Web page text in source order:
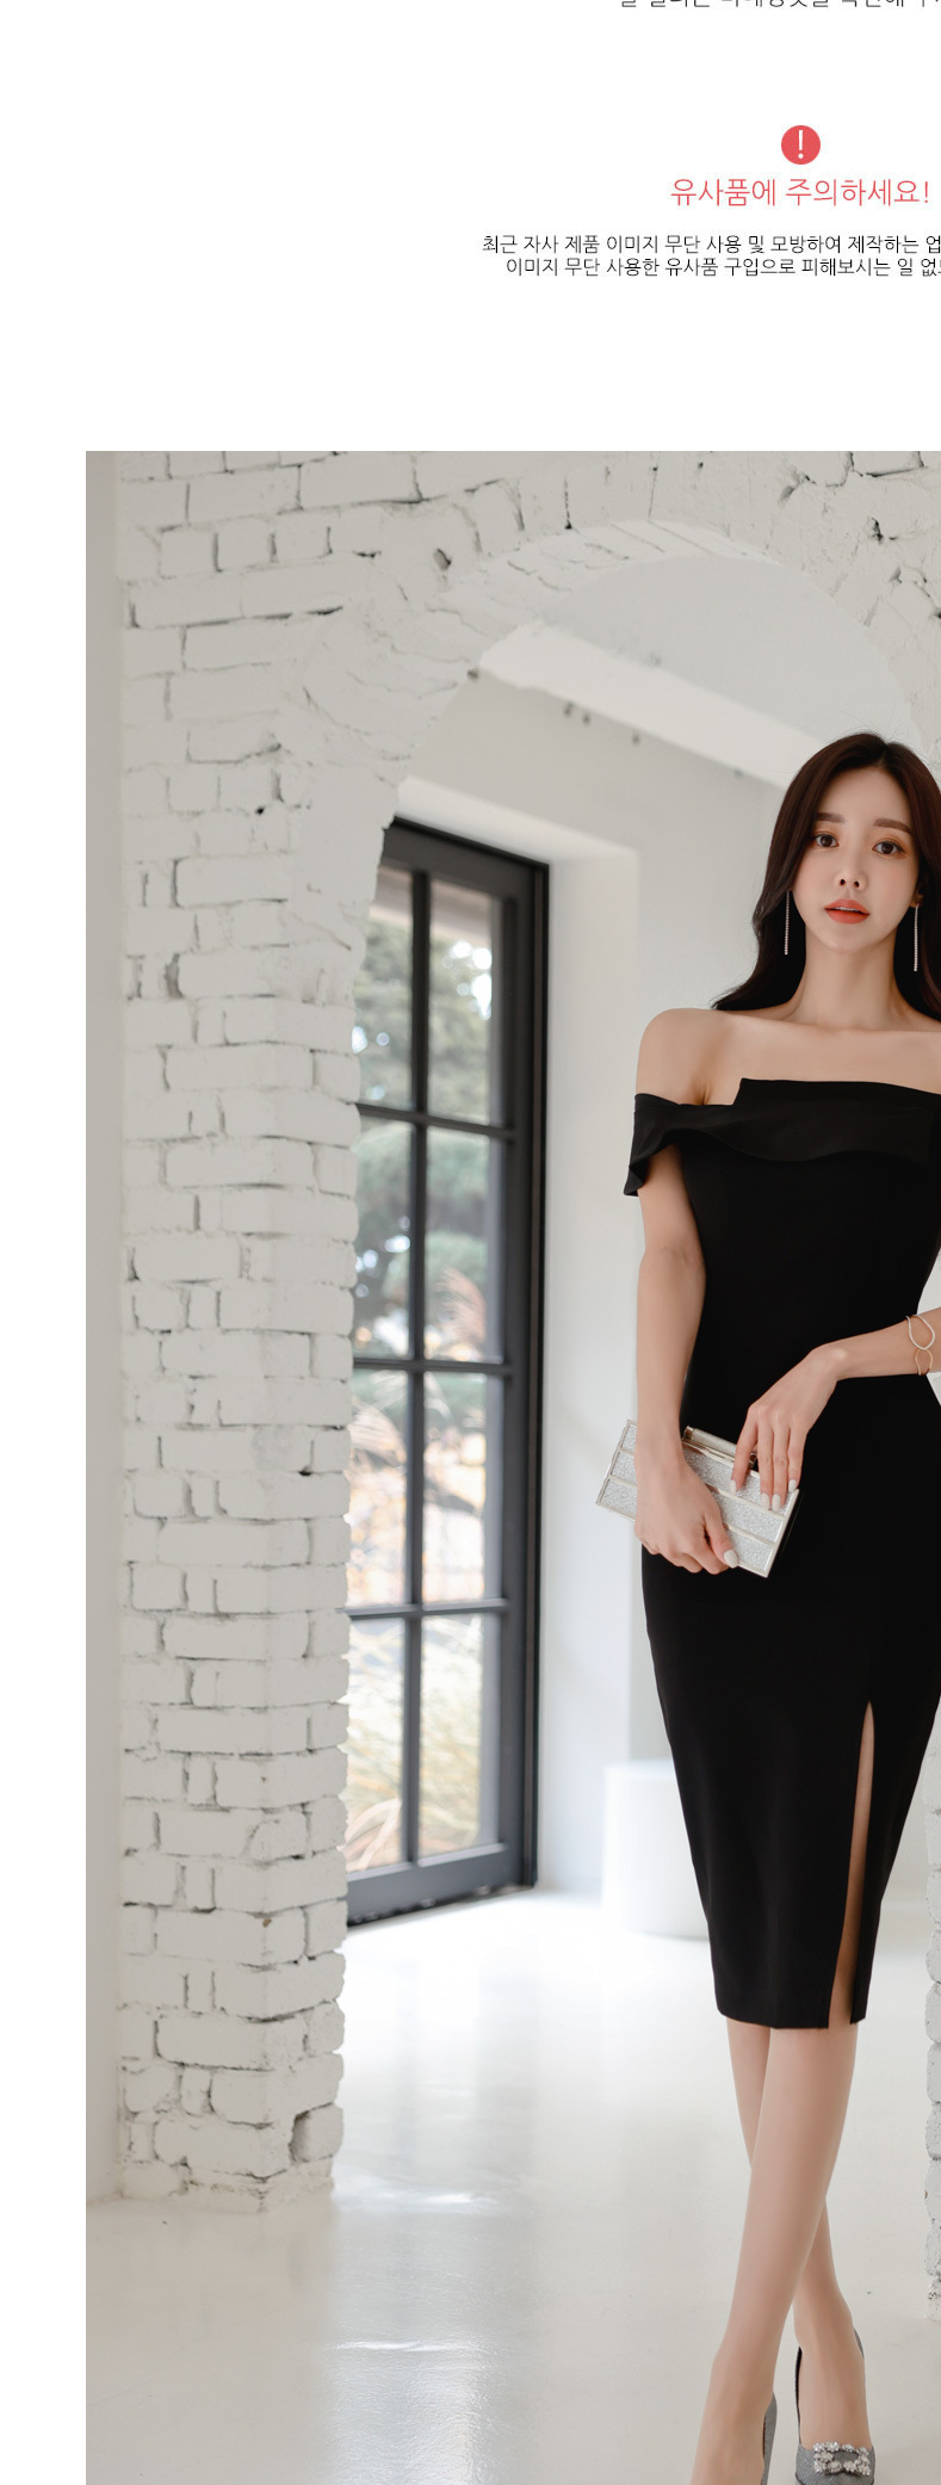
이용안내 이용약관 개인정보 처리방침
Tnani. 02-448-1227
평일 11:00~ 16:00 / 점심시간 12:00 ~ 13:00 / 토,일,공휴일 휴무 (점심시간이나 업무전후, 휴무일에는 고객센터 연락이 되지 않으니 게시판 문의 해주세
서울특별시 성동구 하왕십리동 CJ대한통운 성동A직영 CJ대한통운 : 1588-1255
국민 095001-04-155141 예금주 : 주식회사로에르
roer1@hanmail.net mail-order no
서울특별시 성동구 자동차시장3길 39, 2층 201호(남궁빌딩) Privacy Manager
주식회사 로에르
본 사이트내 모든 이미지 및 컨텐츠 등은 저작권법 제4조의 의한 저작물로써 소유권은 주식회사 로에르 에게 있으며, 무단 도용시 법적인 제재를 받을 수 있습니다.